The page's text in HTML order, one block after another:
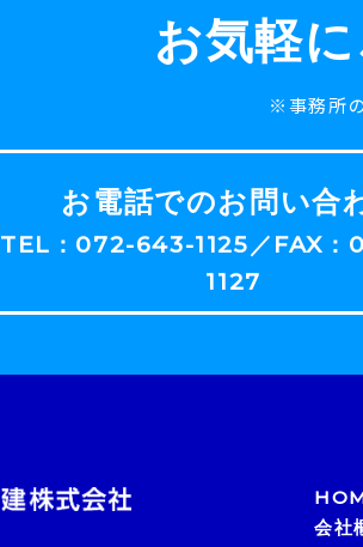
お気軽
※事務所
お電話でのお問い合
TEL：072-643-1125／FAX
1127
会社